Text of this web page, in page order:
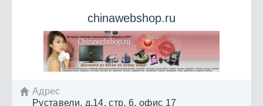
chinawebshop.ru
 Адрес
Руставели, д.14, стр. 6, офис 17